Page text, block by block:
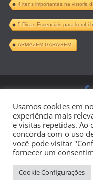
4 itens importantes na vistoria
5 Dicas Essenciais para kombi
ARMAZEM GARAGEM
Copyright
Projeto
Tema:
Usamos cookies em
experiência mais
e visitas repetidas. Ao
concorda com o uso
você pode visitar
fornecer um
Cookie Configurações